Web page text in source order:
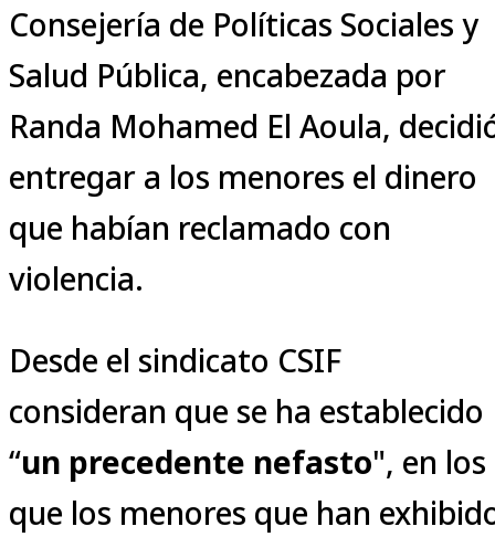
Consejería de Políticas Sociales y
Salud Pública, encabezada por
Randa Mohamed El Aoula,
entregar a los menores el dinero
que habían reclamado con
violencia.
Desde el sindicato CSIF
consideran que se ha establecido
“un precedente nefasto", en los
que los menores que han